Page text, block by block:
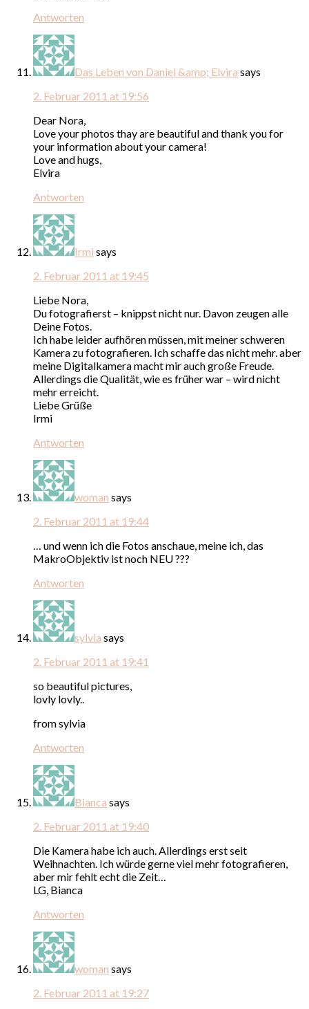
Antworten
Das Leben von Daniel &amp; Elvira says
2. Februar 2011 at 19:56
Dear Nora,
Love your photos thay are beautiful and thank you for
your information about your camera!
Love and hugs,
Elvira
Antworten
Irmi says
2. Februar 2011 at 19:45
Liebe Nora,
Du fotografierst – knippst nicht nur. Davon zeugen alle
Deine Fotos.
Ich habe leider aufhören müssen, mit meiner schweren
Kamera zu fotografieren. Ich schaffe das nicht mehr. aber
meine Digitalkamera macht mir auch große Freude.
Allerdings die Qualität, wie es früher war – wird nicht
mehr erreicht.
Liebe Grüße
Irmi
Antworten
woman says
2. Februar 2011 at 19:44
… und wenn ich die Fotos anschaue, meine ich, das
MakroObjektiv ist noch NEU ???
Antworten
sylvia says
2. Februar 2011 at 19:41
so beautiful pictures,
lovly lovly..
from sylvia
Antworten
Bianca says
2. Februar 2011 at 19:40
Die Kamera habe ich auch. Allerdings erst seit
Weihnachten. Ich würde gerne viel mehr fotografieren,
aber mir fehlt echt die Zeit…
LG, Bianca
Antworten
woman says
2. Februar 2011 at 19:27